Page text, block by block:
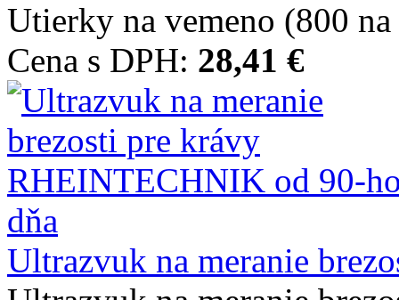
Utierky na vemeno (800
Cena s DPH: 28,41 €
Ultrazvuk na meranie